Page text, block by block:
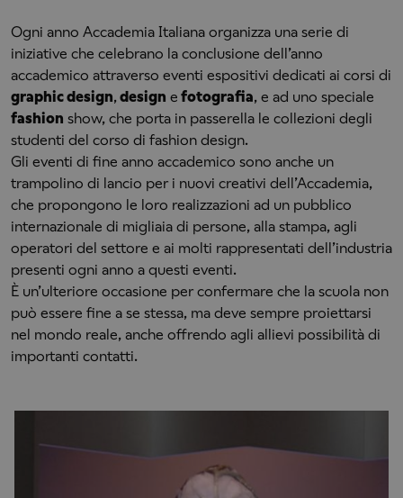
Ogni anno Accademia Italiana organizza una serie di
iniziative che celebrano la conclusione dell’anno
accademico attraverso eventi espositivi dedicati ai corsi di
graphic design, design e fotografia, e ad uno speciale
fashion show, che porta in passerella le collezioni degli
studenti del corso di fashion design.
Gli eventi di fine anno accademico sono anche un
trampolino di lancio per i nuovi creativi dell’Accademia,
che propongono le loro realizzazioni ad un pubblico
internazionale di migliaia di persone, alla stampa, agli
operatori del settore e ai molti rappresentati dell’industria
presenti ogni anno a questi eventi.
È un’ulteriore occasione per confermare che la scuola non
può essere fine a se stessa, ma deve sempre proiettarsi
nel mondo reale, anche offrendo agli allievi possibilità di
importanti contatti.